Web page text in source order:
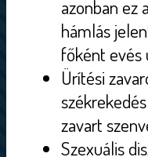
azonban ez
hámlás
főként evés
Ürítési
zavart
Szexuális